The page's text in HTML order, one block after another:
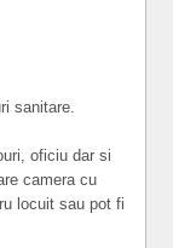
sanitare.
oficiu dar si
camera cu
locuit sau pot fi